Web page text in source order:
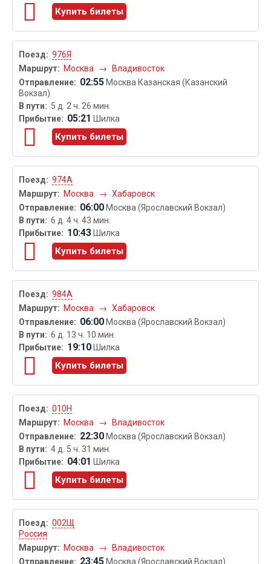
Купить билеты
976Я
Москва
→ Владивосток
02:55 Москва Казанская (Казанский
Вокзал)
5 д. 2 ч. 26 мин.
05:21 Шилка
Купить билеты
974А
Москва
→ Хабаровск
06:00 Москва (Ярославский Вокзал)
6 д. 4 ч. 43 мин.
10:43 Шилка
Купить билеты
984А
Москва
→ Хабаровск
06:00 Москва (Ярославский Вокзал)
6 д. 13 ч. 10 мин.
19:10 Шилка
Купить билеты
010Н
Москва
→ Владивосток
22:30 Москва (Ярославский Вокзал)
4 д. 5 ч. 31 мин.
04:01 Шилка
Купить билеты
002Щ
Россия
Москва
→ Владивосток
23:45 Москва (Ярославский Вокзал)